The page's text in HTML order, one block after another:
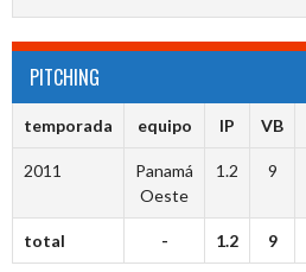
PITCHING
temporada equipo IP VB
2011
Panamá
Oeste
1.2 9
total - 1.2 9